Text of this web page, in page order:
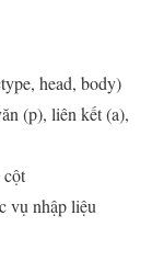
head, body)
(p), liên kết (a),
cột
vụ nhập liệu